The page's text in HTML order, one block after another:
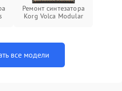
Ремонт синтезатора
Korg Volca Modular
все модели